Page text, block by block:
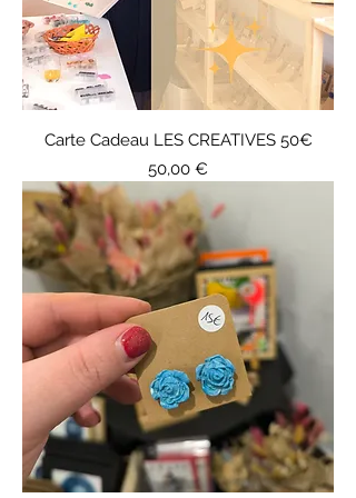
Carte Cadeau LES CREATIVES 50€
Prix
50,00 €